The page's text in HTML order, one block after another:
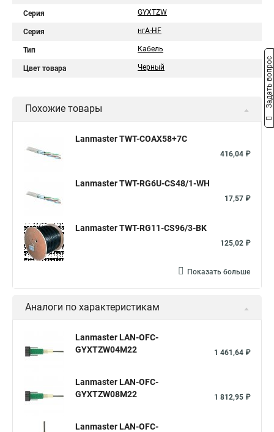
Серия GYXTZW
Серия нгА-HF
Тип Кабель
Цвет товара Черный
Похожие товары
Lanmaster TWT-COAX58+7C
416,04 ₽
Lanmaster TWT-RG6U-CS48/1-WH
17,57 ₽
Lanmaster TWT-RG11-CS96/3-BK
125,02 ₽
Показать больше
Аналоги по характеристикам
Lanmaster LAN-OFC-
GYXTZW04M22
1 461,64 ₽
Lanmaster LAN-OFC-
GYXTZW08M22
1 812,95 ₽
Lanmaster LAN-OFC-
Задать вопрос